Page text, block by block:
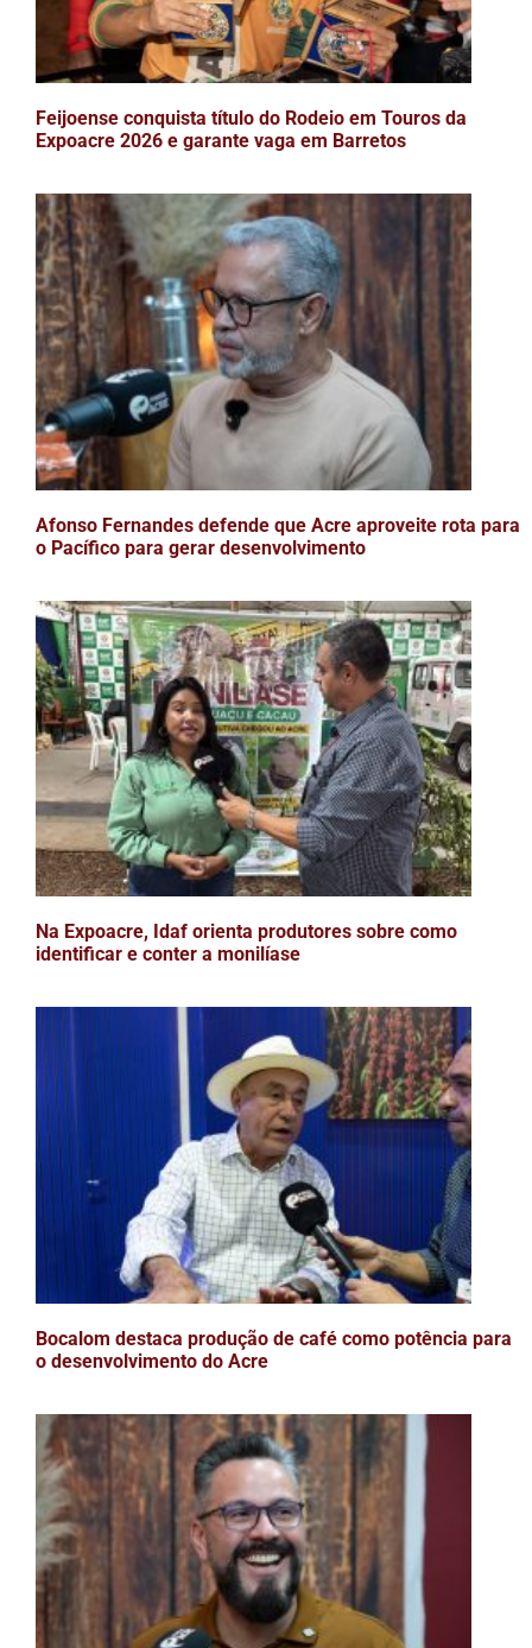
Feijoense conquista título do Rodeio em Touros da
Expoacre 2026 e garante vaga em Barretos
Afonso Fernandes defende que Acre aproveite rota para
o Pacífico para gerar desenvolvimento
Na Expoacre, Idaf orienta produtores sobre como
identificar e conter a monilíase
Bocalom destaca produção de café como potência para
o desenvolvimento do Acre